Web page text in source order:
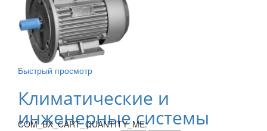
Быстрый просмотр
Климатические и
инженерные системы
COM_BX_CART_QUANTITY_ME: